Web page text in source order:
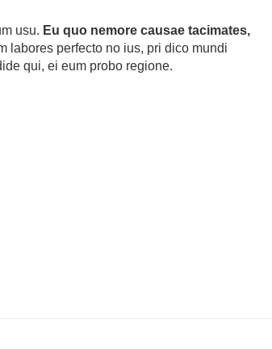
usu. Eu quo nemore causae tacimates,
labores perfecto no ius, pri dico mundi
qui, ei eum probo regione.